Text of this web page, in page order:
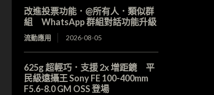
改進投票功能．@所有人．類似群
組 WhatsApp 群組對話功能升級
流動應用 2026-08-05
625g 超輕巧．支援 2x 增距鏡 平
民級遠攝王 Sony FE 100-400mm
F5.6-8.0 GM OSS 登場